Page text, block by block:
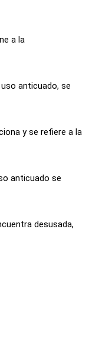
a la
anticuado, se
y se refiere a la
anticuado se
desusada,